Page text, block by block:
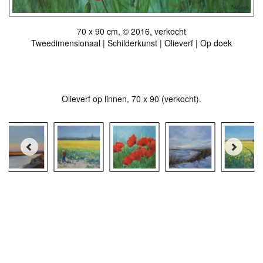
70 x 90 cm, © 2016, verkocht
Tweedimensionaal | Schilderkunst | Olieverf | Op doek
Olieverf op linnen, 70 x 90 (verkocht).